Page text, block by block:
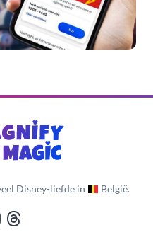
Disney-liefde in België.